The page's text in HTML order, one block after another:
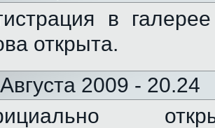
в
открыта.
2009 - 20.24